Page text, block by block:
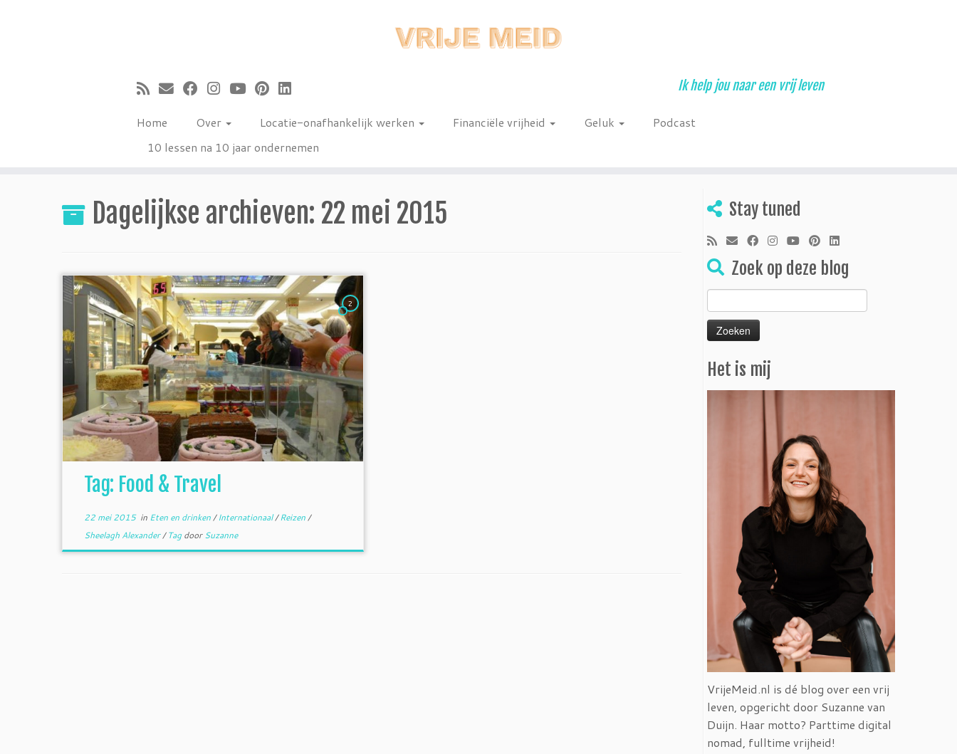
Ik help jou naar een vrij leven
Home Over Locatie-onafhankelijk werken Financiële vrijheid Geluk
Podcast
10 lessen na 10 jaar ondernemen
Dagelijkse archieven: 22 mei 2015
2
Tag: Food & Travel
22 mei 2015in Eten en drinken/Internationaal/Reizen/
Sheelagh Alexander/TagdoorSuzanne
Stay tuned
Zoek op deze blog
Zoeken
naar:
Het is mij
VrijeMeid.nl is dé blog over een vrij
leven, opgericht door Suzanne van
Duijn. Haar motto? Parttime digital
nomad, fulltime vrijheid!